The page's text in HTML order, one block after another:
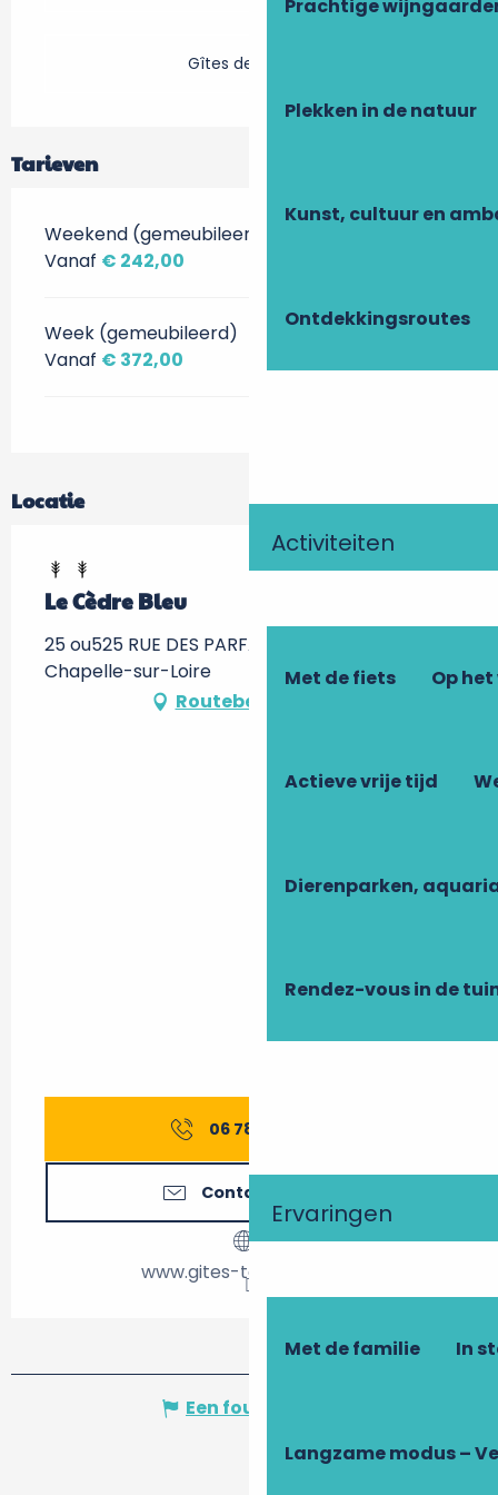
Prachtige
Plekken in de natuur
Kunst, cultuur en
Ontdekkingsroutes
Activiteiten
Met de fiets Op
Actieve vrije tijd
Dierenparken,
Rendez-vous in de
Ervaringen
Met de familie In
Langzame modus –
Gîtes de France
Tarieven
Weekend (gemeubileerd)
Vanaf € 242,00
Week (gemeubileerd)
Vanaf € 372,00
Locatie
Le Cèdre Bleu
25 ou525 RUE DES PARFAITS, 37140 La
Chapelle-sur-Loire
Routebeschrijving
06 78 23 62
Contacteer ons
www.gites-touraine.com
Een fout melden